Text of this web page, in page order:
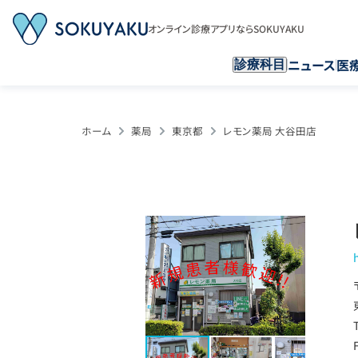
オンライン診療アプリならSOKUYAKU
診療科目 ニュース医
ホーム 薬局 東京都 レモン薬局 大谷田店